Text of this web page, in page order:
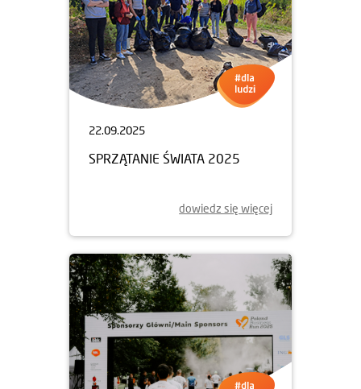
22.09.2025
SPRZĄTANIE ŚWIATA 2025
dowiedz się więcej